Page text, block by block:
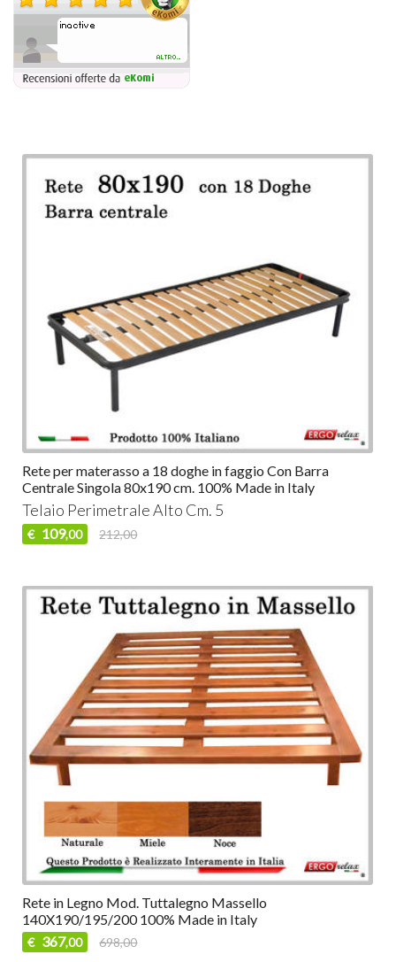
Rete per materasso a 18 doghe in faggio Con Barra
Centrale Singola 80x190 cm. 100% Made in Italy
Telaio Perimetrale Alto Cm. 5
€ 109,00 212,00
Rete in Legno Mod. Tuttalegno Massello
140X190/195/200 100% Made in Italy
€ 367,00 698,00